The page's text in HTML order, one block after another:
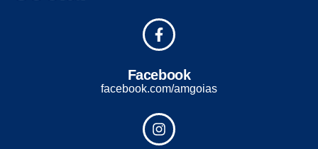
Facebook
facebook.com/amgoias